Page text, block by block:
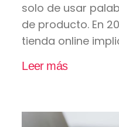
solo de usar
de producto. En
tienda online
Leer más